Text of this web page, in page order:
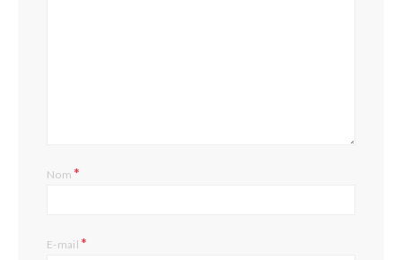
Nom*
E-mail*